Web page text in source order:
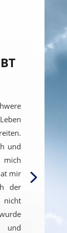
und
mir
der